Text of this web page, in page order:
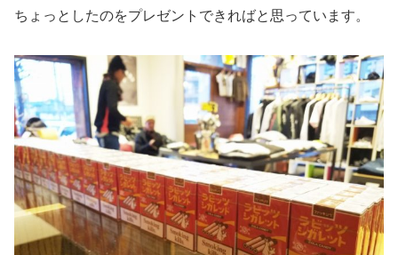
ちょっとしたのをプレゼントできればと思っています。